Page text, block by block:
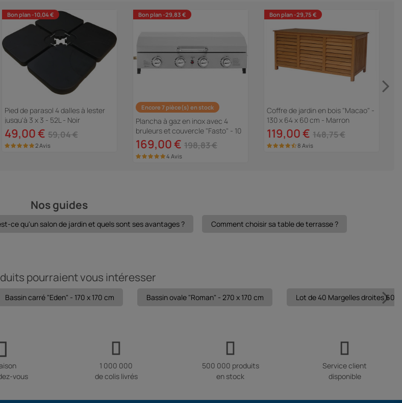
Bon plan -10,04 €
Pied de parasol 4 dalles à lester
jusqu'à 3 x 3 - 52L - Noir
49,00 € 59,04 €
2 Avis
Bon plan -29,83 €
Encore 7 pièce(s) en stock
Plancha à gaz en inox avec 4
bruleurs et couvercle "Fasto" - 10
kw - Gris
169,00 € 198,83 €
4 Avis
Bon plan -29,75 €
Coffre de jardin en bois "Macao" -
130 x 64 x 60 cm - Marron
119,00 € 148,75 €
8 Avis
Nos guides
ce qu'un salon de jardin et quels sont ses avantages ?
Comment choisir sa table de terrasse ?
pourraient vous intéresser
Bassin carré "Eden" - 170 x 170 cm Bassin ovale "Roman" - 270 x 170 cm Lot de 40 Margelles droites 60 x
vous
1 000 000
de colis livrés
500 000 produits
en stock
Service client
disponible